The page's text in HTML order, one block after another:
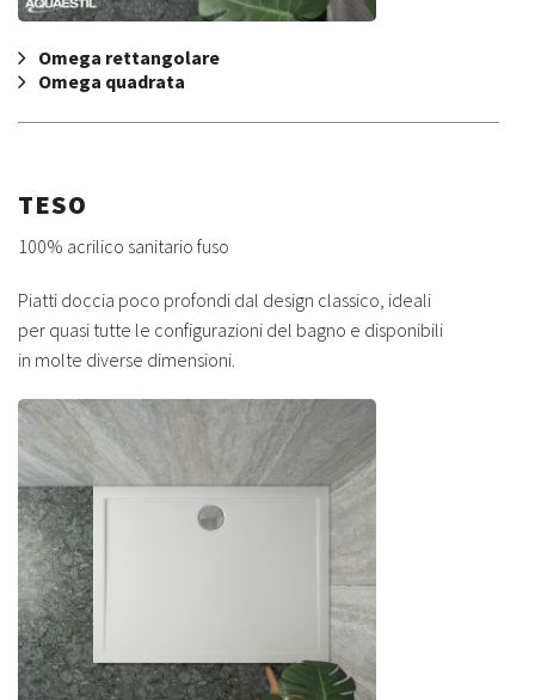
Omega rettangolare
Omega quadrata
TESO
100% acrilico sanitario fuso
Piatti doccia poco profondi dal design classico, ideali
per quasi tutte le configurazioni del bagno e disponibili
in molte diverse dimensioni.